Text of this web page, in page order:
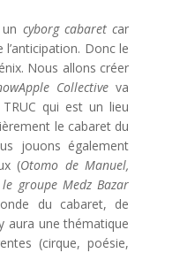
cyborg cabaret car
Donc le
Nous allons créer
Collective va
qui est un lieu
le cabaret du
jouons également
(Otomo de Manuel,
groupe Medz Bazar
du cabaret, de
aura une thématique
(cirque, poésie,